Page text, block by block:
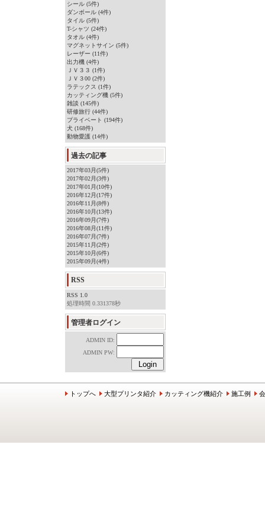
シール (5件)
ダンボール (4件)
タイル (5件)
T-シャツ (24件)
タオル (4件)
マグネットサイン (5件)
レーザー (11件)
出力機 (4件)
ＪＶ３３ (1件)
ＪＶ３00 (2件)
ラテックス (1件)
カッティング機 (5件)
雑談 (145件)
研修旅行 (44件)
プライベート (194件)
犬 (168件)
動物愛護 (14件)
過去の記事
2017年03月(5件)
2017年02月(3件)
2017年01月(10件)
2016年12月(17件)
2016年11月(8件)
2016年10月(13件)
2016年09月(7件)
2016年08月(11件)
2016年07月(7件)
2015年11月(2件)
2015年10月(6件)
2015年09月(4件)
RSS
RSS 1.0
処理時間 0.331378秒
管理者ログイン
ADMIN ID:
ADMIN PW:
トップへ 大型プリンタ紹介 カッティング機紹介 施工例